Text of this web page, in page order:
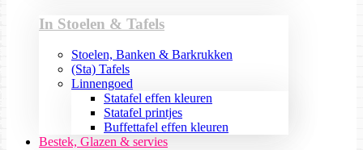
In Stoelen & Tafels
Stoelen, Banken & Barkrukken
(Sta) Tafels
Linnengoed
Statafel effen kleuren
Statafel printjes
Buffettafel effen kleuren
Bestek, Glazen & servies